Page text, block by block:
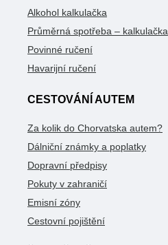
Alkohol kalkulačka
Průměrná spotřeba – kalkulačka
Povinné ručení
Havarijní ručení
CESTOVÁNÍ AUTEM
Za kolik do Chorvatska autem?
Dálniční známky a poplatky
Dopravní předpisy
Pokuty v zahraničí
Emisní zóny
Cestovní pojištění